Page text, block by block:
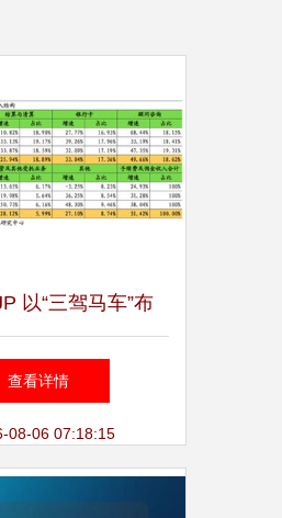
以“三驾马车”布
东风引领中间业务
增长
查看详情
08-06 07:18:15